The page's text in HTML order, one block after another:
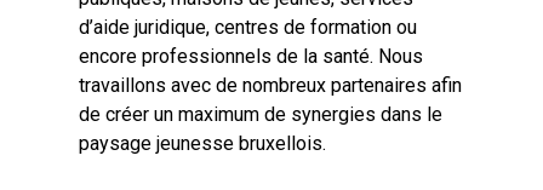
d’aide juridique, centres de formation ou
encore professionnels de la santé. Nous
travaillons avec de nombreux partenaires afin
de créer un maximum de synergies dans le
paysage jeunesse bruxellois.